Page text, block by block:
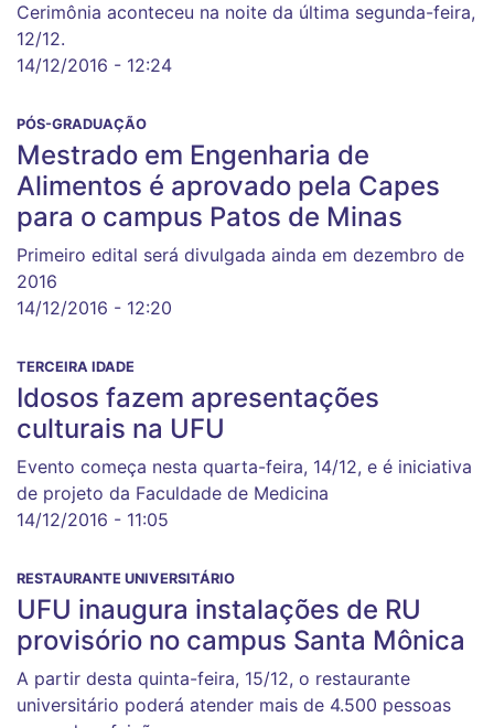
Cerimônia aconteceu na noite da última segunda-feira,
12/12.
14/12/2016 - 12:24
PÓS-GRADUAÇÃO
Mestrado em Engenharia de
Alimentos é aprovado pela Capes
para o campus Patos de Minas
Primeiro edital será divulgada ainda em dezembro de
2016
14/12/2016 - 12:20
TERCEIRA IDADE
Idosos fazem apresentações
culturais na UFU
Evento começa nesta quarta-feira, 14/12, e é iniciativa
de projeto da Faculdade de Medicina
14/12/2016 - 11:05
RESTAURANTE UNIVERSITÁRIO
UFU inaugura instalações de RU
provisório no campus Santa Mônica
A partir desta quinta-feira, 15/12, o restaurante
universitário poderá atender mais de 4.500 pessoas